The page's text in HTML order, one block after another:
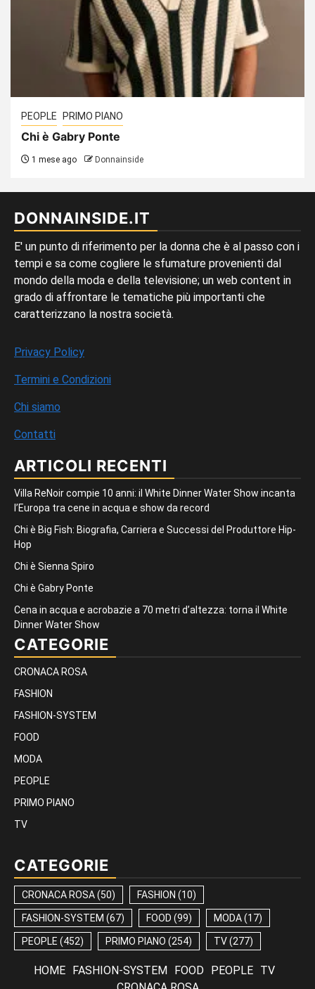
PEOPLE PRIMO PIANO
Chi è Gabry Ponte
1 mese ago Donnainside
DONNAINSIDE.IT
E' un punto di riferimento per la donna che è al passo con i
tempi e sa come cogliere le sfumature provenienti dal
mondo della moda e della televisione; un web content in
grado di affrontare le tematiche più importanti che
caratterizzano la nostra società.
Privacy Policy
Termini e Condizioni
Chi siamo
Contatti
ARTICOLI RECENTI
Villa ReNoir compie 10 anni: il White Dinner Water Show incanta
l’Europa tra cene in acqua e show da record
Chi è Big Fish: Biografia, Carriera e Successi del Produttore Hip-
Hop
Chi è Sienna Spiro
Chi è Gabry Ponte
Cena in acqua e acrobazie a 70 metri d’altezza: torna il White
Dinner Water Show
CATEGORIE
CRONACA ROSA
FASHION
FASHION-SYSTEM
FOOD
MODA
PEOPLE
PRIMO PIANO
TV
CATEGORIE
CRONACA ROSA(50) FASHION (10)
FASHION-SYSTEM (67) FOOD (99) MODA(17)
PEOPLE (452) PRIMO PIANO (254) TV(277)
HOME FASHION-SYSTEM FOOD PEOPLE
TV